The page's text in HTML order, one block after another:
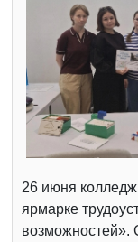
26 июня колледж
ярмарке
возможностей».